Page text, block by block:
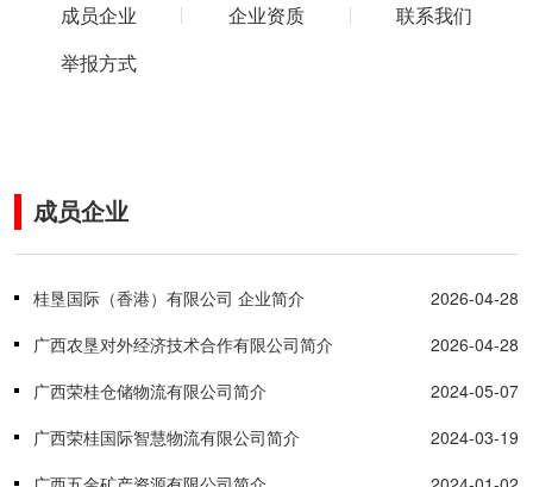
人才招聘
成员企业
企业资质
联系我们
举报方式
成员企业
桂垦国际（香港）有限公司 企业简介
2026-04-28
广西农垦对外经济技术合作有限公司简介
2026-04-28
广西荣桂仓储物流有限公司简介
2024-05-07
广西荣桂国际智慧物流有限公司简介
2024-03-19